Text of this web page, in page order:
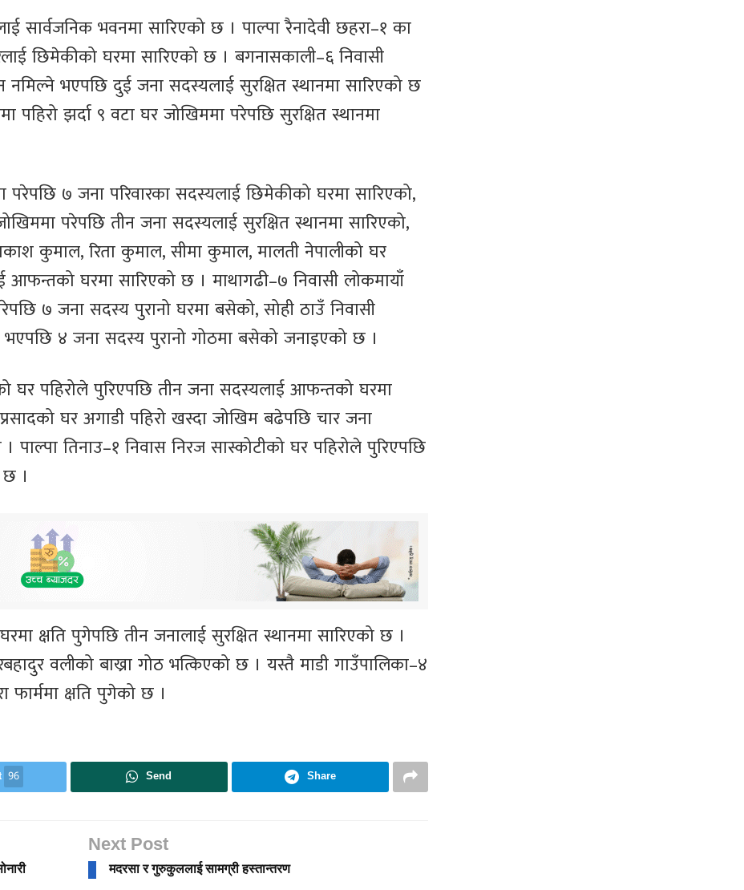
सार्वजनिक भवनमा सारिएको छ । पाल्पा रैनादेवी छहरा–१ का
छिमेकीको घरमा सारिएको छ । बगनासकाली–६ निवासी
भएपछि दुई जना सदस्यलाई सुरक्षित स्थानमा सारिएको छ
झर्दा ९ वटा घर जोखिममा परेपछि सुरक्षित स्थानमा
परेपछि ७ जना परिवारका सदस्यलाई छिमेकीको घरमा सारिएको,
परेपछि तीन जना सदस्यलाई सुरक्षित स्थानमा सारिएको,
कुमाल, रिता कुमाल, सीमा कुमाल, मालती नेपालीको घर
घरमा सारिएको छ । माथागढी–७ निवासी लोकमायाँ
७ जना सदस्य पुरानो घरमा बसेको, सोही ठाउँ निवासी
भएपछि ४ जना सदस्य पुरानो गोठमा बसेको जनाइएको छ ।
घर पहिरोले पुरिएपछि तीन जना सदस्यलाई आफन्तको घरमा
घर अगाडी पहिरो खस्दा जोखिम बढेपछि चार जना
पाल्पा तिनाउ–१ निवास निरज सास्कोटीको घर पहिरोले पुरिएपछि
।
क्षति पुगेपछि तीन जनालाई सुरक्षित स्थानमा सारिएको छ ।
वलीको बाख्रा गोठ भत्किएको छ । यस्तै माडी गाउँपालिका–४
फार्ममा क्षति पुगेको छ ।
96 Send Share
Next Post
मदरसा र गुरुकुललाई सामग्री हस्तान्तरण